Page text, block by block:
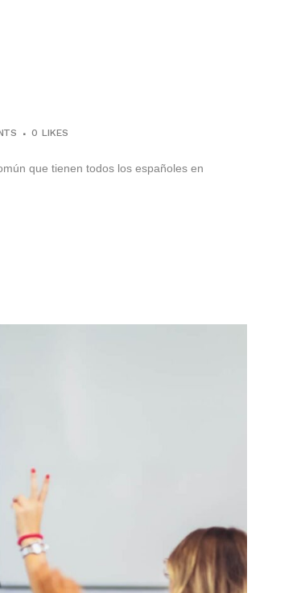
0 LIKES
que tienen todos los españoles en